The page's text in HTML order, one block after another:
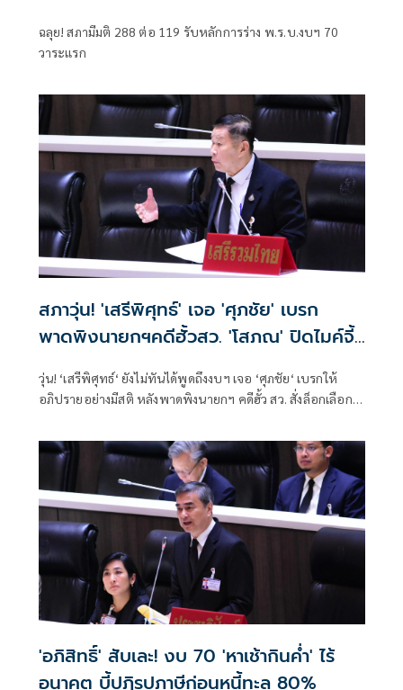
ฉลุย! สภามีมติ 288 ต่อ 119 รับหลักการร่าง พ.ร.บ.งบฯ 70
วาระแรก
สภาวุ่น! 'เสรีพิศุทธ์' เจอ 'ศุภชัย' เบรก
พาดพิงนายกฯคดีฮั้วสว. 'โสภณ' ปิดไมค์จี้
วุ่น! ‘เสรีพิศุทธ์‘ ยังไม่ทันได้พูดถึงงบฯ เจอ ‘ศุภชัย‘ เบรกให้
อภิปรายอย่างมีสติ หลังพาดพิงนายกฯ คดีฮั้ว สว. สั่งล็อกเลือก
สภาฯ’ ไม่เป็นกลาง-อยู่ฝ่ายรัฐบาล
'อภิสิทธิ์' สับเละ! งบ 70 'หาเช้ากินค่ำ' ไร้
อนาคต บี้ปฏิรูปภาษีก่อนหนี้ทะลุ 80%